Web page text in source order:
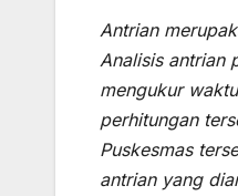
Antrian
Analisis antrian
mengukur
perhitungan
Puskesmas
antrian yang